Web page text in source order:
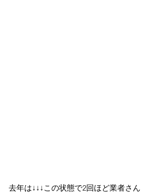
去年は↓↓↓この状態で2回ほど業者さん